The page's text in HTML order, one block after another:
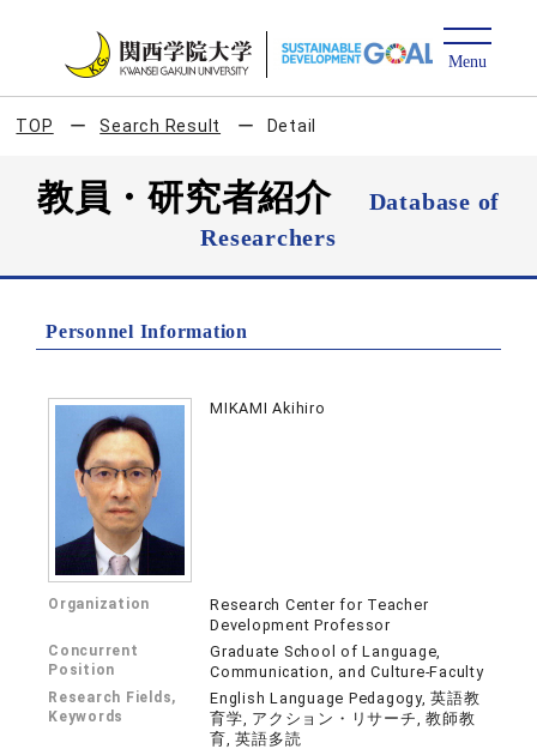
TOP Search Result Detail
教員・研究者紹介
Database of
Researchers
Personnel Information
MIKAMI Akihiro
Organization
Research Center for Teacher
Development Professor
Concurrent
Position
Graduate School of Language,
Communication, and Culture-Faculty
Research Fields,
Keywords
English Language Pedagogy, 英語教
育学, アクション・リサーチ, 教師教
育, 英語多読